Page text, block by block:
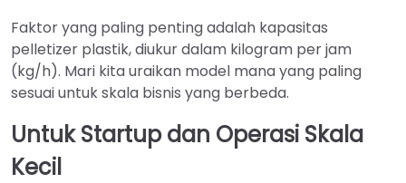
Faktor yang paling penting adalah kapasitas
pelletizer plastik, diukur dalam kilogram per jam
(kg/h). Mari kita uraikan model mana yang paling
sesuai untuk skala bisnis yang berbeda.
Untuk Startup dan Operasi Skala
Kecil